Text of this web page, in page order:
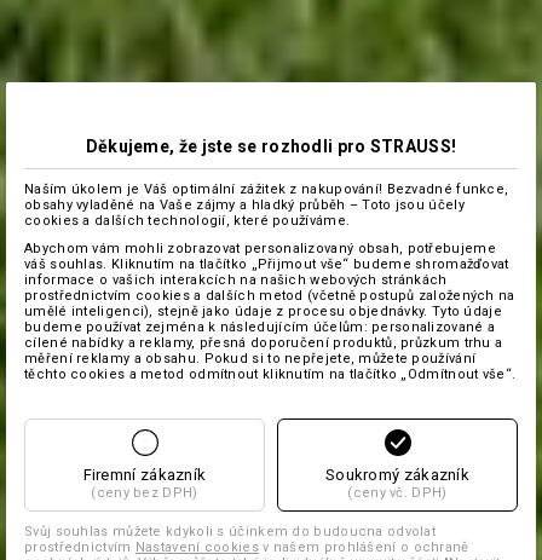
Děkujeme, že jste se rozhodli pro STRAUSS!
Naším úkolem je Váš optimální zážitek z nakupování! Bezvadné funkce,
obsahy vyladěné na Vaše zájmy a hladký průběh – Toto jsou účely
cookies a dalších technologií, které používáme.
Abychom vám mohli zobrazovat personalizovaný obsah, potřebujeme
váš souhlas. Kliknutím na tlačítko „Přijmout vše“ budeme shromažďovat
informace o vašich interakcích na našich webových stránkách
prostřednictvím cookies a dalších metod (včetně postupů založených na
umělé inteligenci), stejně jako údaje z procesu objednávky. Tyto údaje
budeme používat zejména k následujícím účelům: personalizované a
cílené nabídky a reklamy, přesná doporučení produktů, průzkum trhu a
měření reklamy a obsahu. Pokud si to nepřejete, můžete používání
těchto cookies a metod odmítnout kliknutím na tlačítko „Odmítnout vše“.
Firemní zákazník
(ceny bez DPH)
Soukromý zákazník
(ceny vč. DPH)
Svůj souhlas můžete kdykoli s účinkem do budoucna odvolat
prostřednictvím Nastavení cookiesv našem prohlášení o ochraně